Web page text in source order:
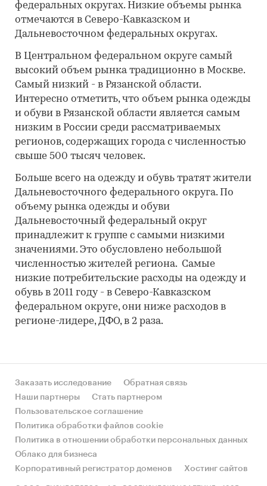
федеральных округах. Низкие объемы рынка
отмечаются в Северо-Кавказском и
Дальневосточном федеральных округах.
В Центральном федеральном округе самый
высокий объем рынка традиционно в Москве.
Самый низкий - в Рязанской области.
Интересно отметить, что объем рынка одежды
и обуви в Рязанской области является самым
низким в России среди рассматриваемых
регионов, содержащих города с численностью
свыше 500 тысяч человек.
Больше всего на одежду и обувь тратят жители
Дальневосточного федерального округа. По
объему рынка одежды и обуви
Дальневосточный федеральный округ
принадлежит к группе с самыми низкими
значениями. Это обусловлено небольшой
численностью жителей региона. Самые
низкие потребительские расходы на одежду и
обувь в 2011 году - в Северо-Кавказском
федеральном округе, они ниже расходов в
регионе-лидере, ДФО, в 2 раза.
Заказать исследование
Обратная связь
Наши партнеры
Стать партнером
Пользовательское соглашение
Политика обработки файлов cookie
Политика в отношении обработки персональных данных
Облако для бизнеса
Корпоративный регистратор доменов
Хостинг сайтов